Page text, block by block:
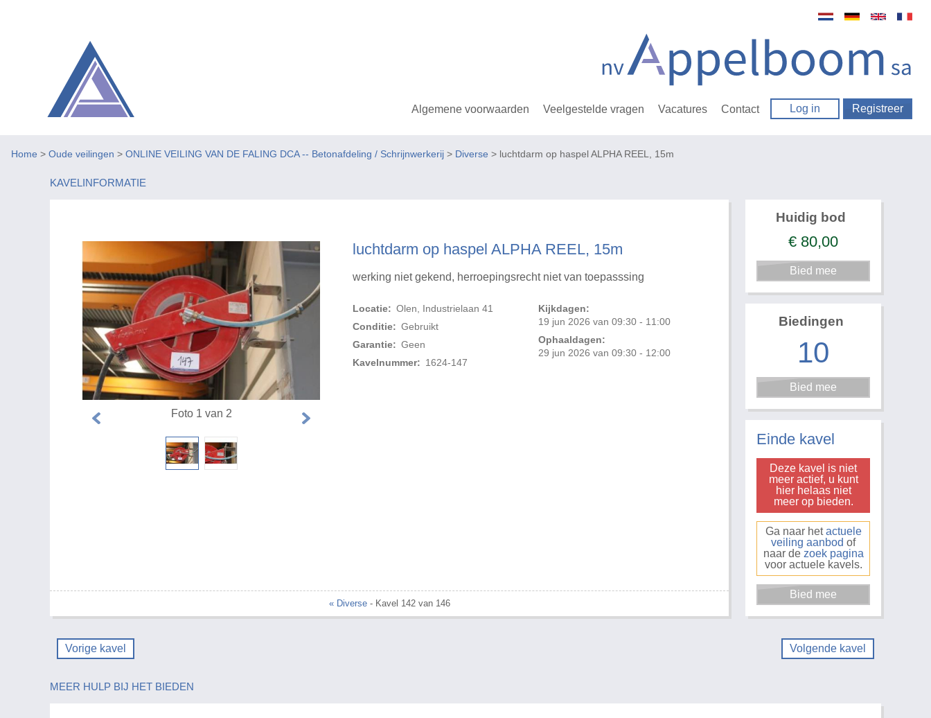
Algemene voorwaarden Veelgestelde vragen Vacatures Contact Log in Registreer
Home > Oude veilingen > ONLINE VEILING VAN DE FALING DCA -- Betonafdeling / Schrijnwerkerij > Diverse > luchtdarm op haspel ALPHA REEL, 15m
KAVELINFORMATIE
luchtdarm op haspel ALPHA REEL, 15m
werking niet gekend, herroepingsrecht niet van toepasssing
Locatie: Olen, Industrielaan 41
Conditie: Gebruikt
Garantie: Geen
Kavelnummer: 1624-147
Kijkdagen:
19 jun 2026 van 09:30 - 11:00
Ophaaldagen:
29 jun 2026 van 09:30 - 12:00
Foto 1 van 2
« Diverse- Kavel 142 van 146
Huidig bod
€ 80,00
Biedingen
10
Einde kavel
Deze kavel is niet
meer actief, u kunt
hier helaas niet
meer op bieden.
Ga naar hetactuele
veiling aanbod of
naar de zoek pagina
voor actuele kavels.
Vorige kavel Volgende kavel
MEER HULP BIJ HET BIEDEN